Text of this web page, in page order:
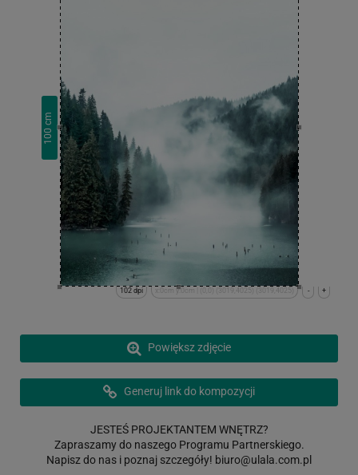
100
cm
+
-
x:0cm y:0cm | (0,0) (3019,4025) (3019,4025)
102 dpi
Powiększ zdjęcie
Generuj link do kompozycji
JESTEŚ PROJEKTANTEM WNĘTRZ?
Zapraszamy do naszego Programu Partnerskiego.
Napisz do nas i poznaj szczegóły! biuro@ulala.com.pl